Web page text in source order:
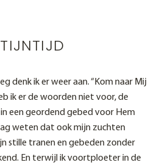
denk ik er weer aan. “Kom naar Mij
ik er de woorden niet voor, de
een geordend gebed voor Hem
weten dat ook mijn zuchten
stille tranen en gebeden zonder
En terwijl ik voortploeter in de